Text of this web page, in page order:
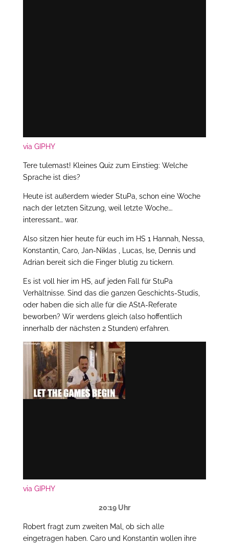
via GIPHY
Tere tulemast! Kleines Quiz zum Einstieg: Welche
Sprache ist dies?
Heute ist außerdem wieder StuPa, schon eine Woche
nach der letzten Sitzung, weil letzte Woche….
interessant… war.
Also sitzen hier heute für euch im HS 1 Hannah, Nessa,
Konstantin, Caro, Jan-Niklas , Lucas, Ise, Dennis und
Adrian bereit sich die Finger blutig zu tickern.
Es ist voll hier im HS, auf jeden Fall für StuPa
Verhältnisse. Sind das die ganzen Geschichts-Studis,
oder haben die sich alle für die AStA-Referate
beworben? Wir werdens gleich (also hoffentlich
innerhalb der nächsten 2 Stunden) erfahren.
via GIPHY
20:19 Uhr
Robert fragt zum zweiten Mal, ob sich alle
eingetragen haben. Caro und Konstantin wollen ihre